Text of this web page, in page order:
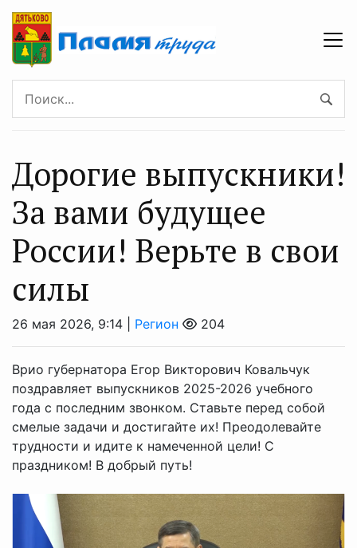
Дорогие выпускники!
За вами будущее
России! Верьте в свои
силы
26 мая 2026, 9:14 | Регион 204
Врио губернатора Егор Викторович Ковальчук
поздравляет выпускников 2025-2026 учебного
года с последним звонком. Ставьте перед собой
смелые задачи и достигайте их! Преодолевайте
трудности и идите к намеченной цели! С
праздником! В добрый путь!